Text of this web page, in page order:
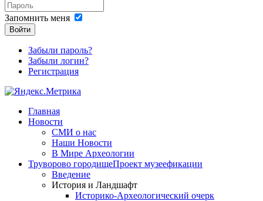
Запомнить меня
Войти
Забыли пароль?
Забыли логин?
Регистрация
Главная
Новости
СМИ о нас
Наши Новости
В Мире Археологии
Труворово городищеПроект музеефикации
Введение
История и Ландшафт
Историко-Археологический очерк